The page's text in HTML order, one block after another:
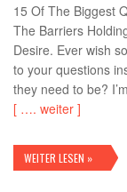
15 Of The Biggest
The Barriers
Desire. Ever wish
to your questions
they need to be?
[ …. weiter ]
WEITER LESEN »